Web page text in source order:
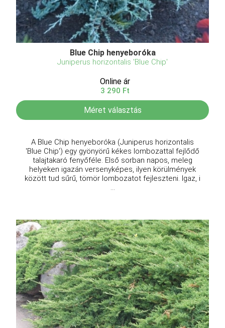
Blue Chip henyeboróka
Juniperus horizontalis 'Blue Chip'
Online ár
3 290 Ft
Méret választás
A Blue Chip henyeboróka (Juniperus horizontalis
'Blue Chip') egy gyönyörű kékes lombozattal fejlődő
talajtakaró fenyőféle. Első sorban napos, meleg
helyeken igazán versenyképes, ilyen körülmények
között tud sűrű, tömör lombozatot fejleszteni. Igaz, i
...